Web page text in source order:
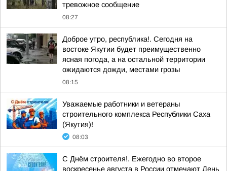
тревожное сообщение
08:27
Доброе утро, республика!. Сегодня на
востоке Якутии будет преимущественно
ясная погода, а на остальной территории
ожидаются дожди, местами грозы
08:15
Уважаемые работники и ветераны
строительного комплекса Республики Саха
(Якутия)!
08:03
С Днём строителя!. Ежегодно во второе
воскресенье августа в России отмечают День